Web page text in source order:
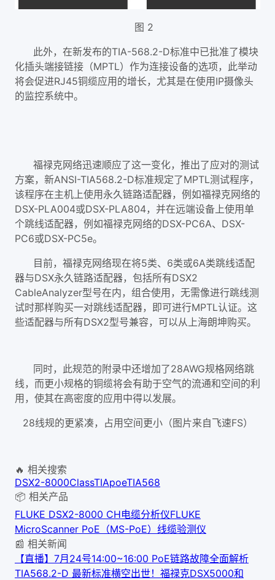
图 2
此外，在新发布的TIA-568.2-D标准中已批准了模块
化插头端接链接（MPTL）作为连接设备的选项，此举动
将会促进RJ45铜缆应用的增长，尤其是在使用IP摄像头
的监控系统中。
福禄克网络迅速顺应了这一变化，推出了应对的测试
方案，新ANSI-TIA568.2-D标准规定了MPTL测试程序，
该程序在主机上使用永久链路适配器，例如福禄克网络的
DSX-PLA004或DSX-PLA804，并在远端设备上使用单
个跳线适配器，例如福禄克网络的DSX-PC6A、DSX-
PC6或DSX-PC5e。
目前，福禄克网络现在将5类、6类或6A类跳线适配
器与DSX永久链路适配器，包括所有DSX2
CableAnalyzer型号在内，组合使用，无需像进行跳线测
试时那样购买一对跳线适配器，即可进行MPTL认证。这
些适配器与所有DSX2型号兼容，可以从上海朗坤购买。
同时，此规范的附录中还增加了28AWG规格网络跳
线，而更小规格的铜缆将会有助于空气的流通和空间的利
用，使其在高密度的应用中得以发展。
28线规的更紧凑，占用空间更小（图片来自飞速FS）
🔥 相关搜索
DSX2-8000ClassTIApoeTIA568
📦 相关产品
FLUKE DSX2-8000 CH电缆分析仪FLUKE
MicroScanner PoE（MS-PoE）线缆验测仪
📰 相关新闻
【直播】7月24号14:00~16:00 PoE链路故障全面解析
TIA568.2-D 最新标准横空出世！ 福禄克DSX5000和